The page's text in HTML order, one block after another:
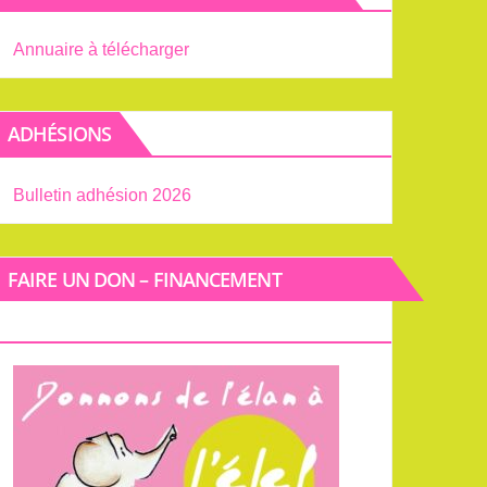
Annuaire à télécharger
ADHÉSIONS
Bulletin adhésion 2026
FAIRE UN DON – FINANCEMENT